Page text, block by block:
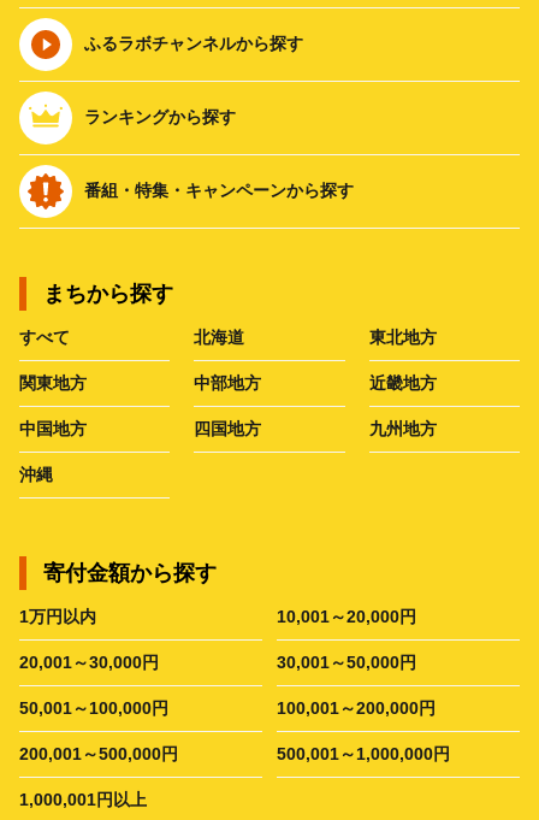
ふるラボチャンネルから探す
ランキングから探す
番組・特集・キャンペーンから探す
まちから探す
すべて 北海道 東北地方
関東地方 中部地方 近畿地方
中国地方 四国地方 九州地方
沖縄
寄付金額から探す
1万円以内 10,001～20,000円
20,001～30,000円 30,001～50,000円
50,001～100,000円 100,001～200,000円
200,001～500,000円 500,001～1,000,000円
1,000,001円以上